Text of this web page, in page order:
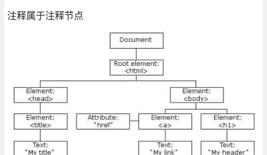
注释属于注释节点